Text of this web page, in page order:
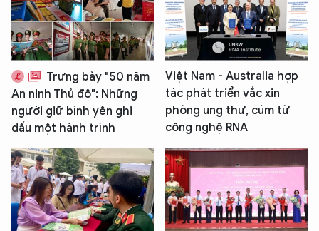
Trưng bày "50 năm
An ninh Thủ đô": Những
người giữ bình yên ghi
dấu một hành trình
Việt Nam - Australia hợp
tác phát triển vắc xin
phòng ung thư, cúm từ
công nghệ RNA